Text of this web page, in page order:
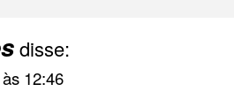
disse:
12:46